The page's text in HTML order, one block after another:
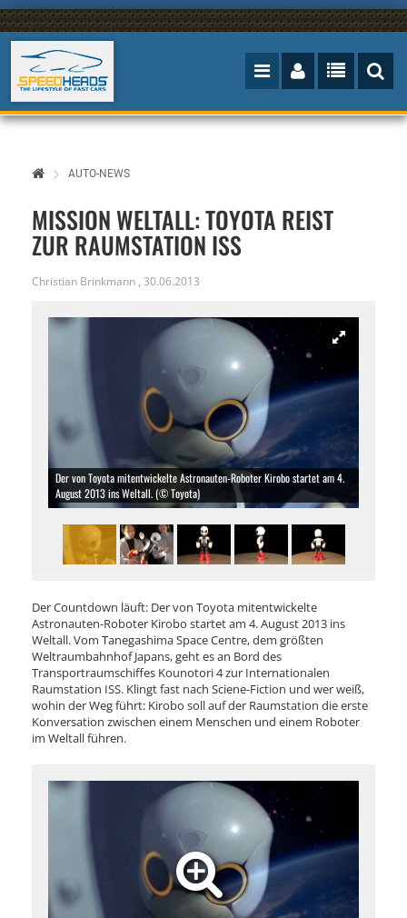
AUTO-NEWS
MISSION WELTALL: TOYOTA REIST
ZUR RAUMSTATION ISS
Christian Brinkmann , 30.06.2013
Der von Toyota mitentwickelte Astronauten-Roboter Kirobo startet am 4.
August 2013 ins Weltall. (© Toyota)
Der Countdown läuft: Der von Toyota mitentwickelte
Astronauten-Roboter Kirobo startet am 4. August 2013 ins
Weltall. Vom Tanegashima Space Centre, dem größten
Weltraumbahnhof Japans, geht es an Bord des
Transportraumschiffes Kounotori 4 zur Internationalen
Raumstation ISS. Klingt fast nach Sciene-Fiction und wer weiß,
wohin der Weg führt: Kirobo soll auf der Raumstation die erste
Konversation zwischen einem Menschen und einem Roboter
im Weltall führen.